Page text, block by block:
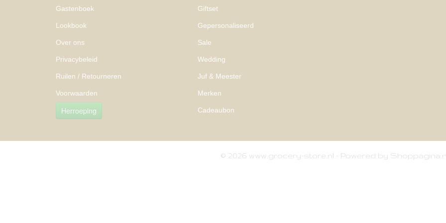
Gastenboek
Lookbook
Over ons
Privacybeleid
Ruilen / Retourneren
Voorwaarden
Herroeping
Giftset
Gepersonaliseerd
Sale
Wedding
Juf & Meester
Merken
Cadeaubon
© 2026 www.grocery-store.nl - Powered by